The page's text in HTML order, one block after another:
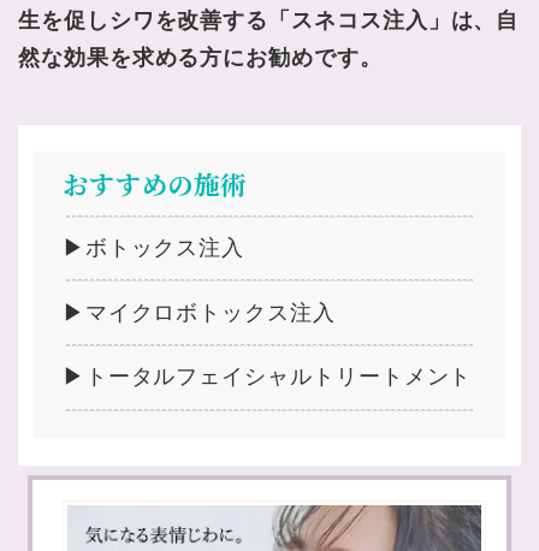
生を促しシワを改善する「スネコス注入」は、自
然な効果を求める方にお勧めです。
おすすめの施術
▶ボトックス注入
▶マイクロボトックス注入
▶トータルフェイシャルトリートメント